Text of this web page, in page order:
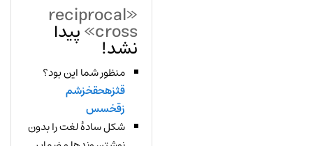
«reciprocal
cross» پیدا
نشد!
منظور شما این بود؟
قثزهحقخزشم
زقخسس
شکل سادهٔ لغت را بدون